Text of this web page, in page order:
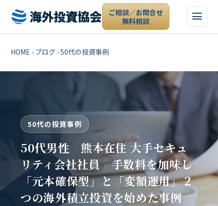
ご相談／お問合せ
無料相談
HOME › ブログ ›50代の投資事例
50代の投資事例
50代男性 熊本在住 大手セキュ
リティ会社社員 手数料を加味し
「元本確保型」と「変額運用」２
つの海外積立投資を始めた事例